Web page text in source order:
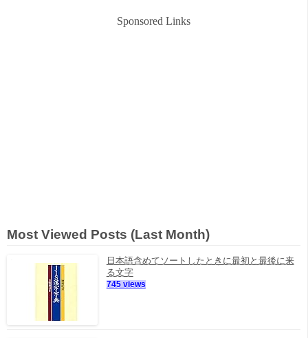
Sponsored Links
Most Viewed Posts (Last Month)
日本語含めてソートしたときに最初と最後に来
る文字
745 views